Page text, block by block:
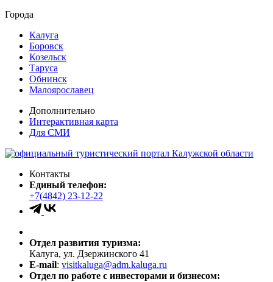
Города
Калуга
Боровск
Козельск
Таруса
Обнинск
Малоярославец
Дополнительно
Интерактивная карта
Для СМИ
Контакты
Единый телефон:
+7(4842) 23-12-22
Отдел развития туризма:
Калуга, ул. Дзержинского 41
E-mail: visitkaluga@adm.kaluga.ru
Отдел по работе с инвесторами и бизнесом: